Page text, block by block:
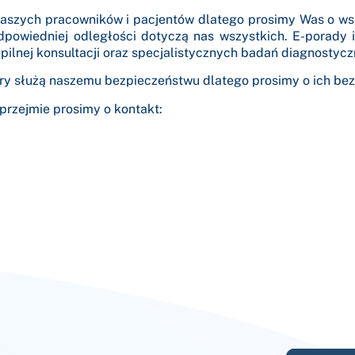
pracowników i pacjentów dlatego prosimy Was o
odległości dotyczą nas wszystkich. E-porady
konsultacji oraz specjalistycznych badań diagnostycz
służą naszemu bezpieczeństwu dlatego prosimy o ich
prosimy o kontakt: